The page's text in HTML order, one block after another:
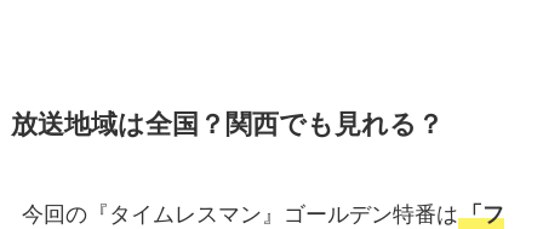
放送地域は全国？関西でも見れる？
今回の『タイムレスマン』ゴールデン特番は「フ